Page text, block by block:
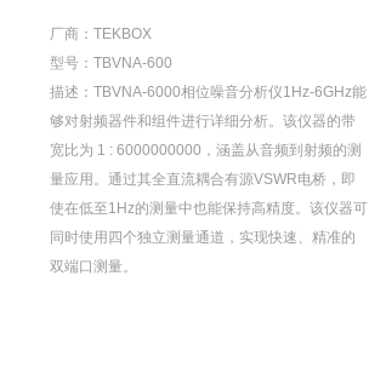
厂商：TEKBOX
型号：TBVNA-600
描述：TBVNA-6000相位噪音分析仪1Hz-6GHz能
够对射频器件和组件进行详细分析。该仪器的带
宽比为 1 : 6000000000，涵盖从音频到射频的测
量应用。通过其全直流耦合有源VSWR电桥，即
使在低至1Hz的测量中也能保持高精度。该仪器可
同时使用四个独立测量通道，实现快速、精准的
双端口测量。